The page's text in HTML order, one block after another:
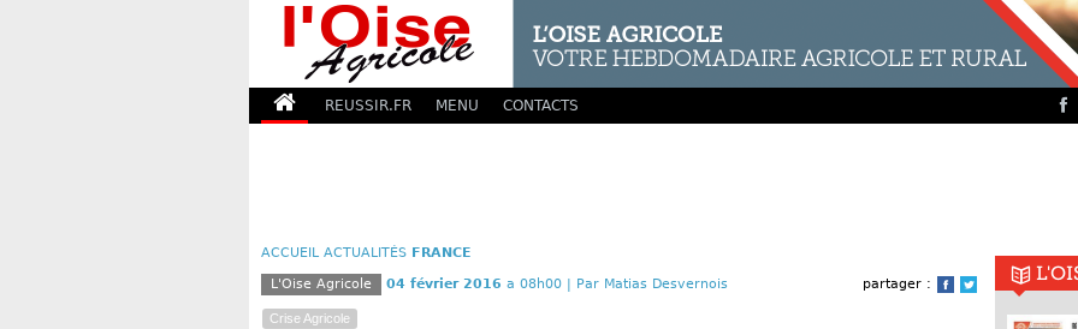
REUSSIR.FR MENU CONTACTS
ACCUEIL ACTUALITÉS FRANCE
partager :
Facebook
Twitter
L'Oise Agricole 04 février 2016 a 08h00 | Par Matias Desvernois
Crise Agricole